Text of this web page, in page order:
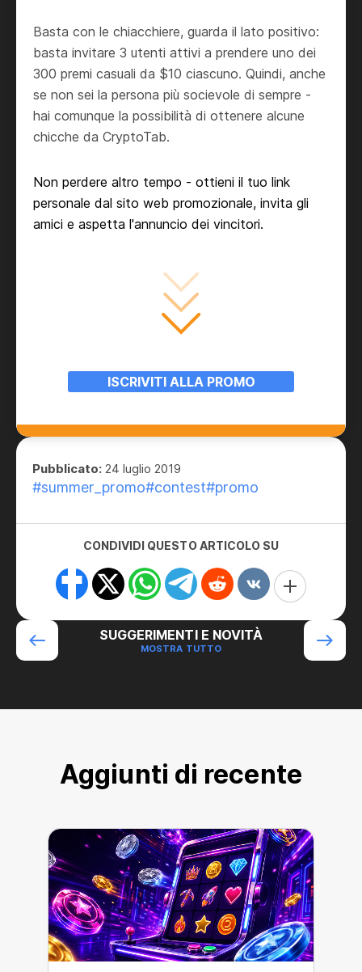
Basta con le chiacchiere, guarda il lato positivo:
basta invitare 3 utenti attivi a prendere uno dei
300 premi casuali da $10 ciascuno. Quindi, anche
se non sei la persona più socievole di sempre -
hai comunque la possibilità di ottenere alcune
chicche da CryptoTab.
Non perdere altro tempo - ottieni il tuo link
personale dal sito web promozionale, invita gli
amici e aspetta l'annuncio dei vincitori.
ISCRIVITI ALLA PROMO
Pubblicato: 24 luglio 2019
#summer_promo#contest#promo
CONDIVIDI QUESTO ARTICOLO SU
SUGGERIMENTI E NOVITÀ
MOSTRA TUTTO
Aggiunti di recente